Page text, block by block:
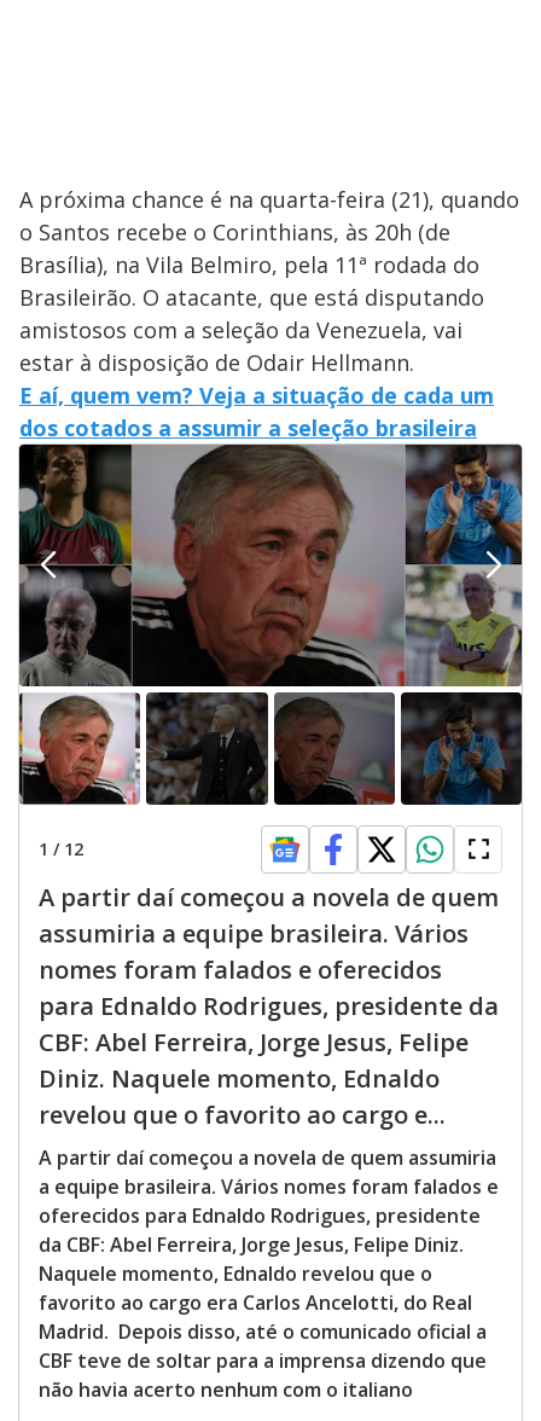
A próxima chance é na quarta-feira (21), quando
o Santos recebe o Corinthians, às 20h (de
Brasília), na Vila Belmiro, pela 11ª rodada do
Brasileirão. O atacante, que está disputando
amistosos com a seleção da Venezuela, vai
estar à disposição de Odair Hellmann.
E aí, quem vem? Veja a situação de cada um
dos cotados a assumir a seleção brasileira
1 / 12
A partir daí começou a novela de quem
assumiria a equipe brasileira. Vários
nomes foram falados e oferecidos
para Ednaldo Rodrigues, presidente da
CBF: Abel Ferreira, Jorge Jesus, Felipe
Diniz. Naquele momento, Ednaldo
revelou que o favorito ao cargo e...
A partir daí começou a novela de quem assumiria
a equipe brasileira. Vários nomes foram falados e
oferecidos para Ednaldo Rodrigues, presidente
da CBF: Abel Ferreira, Jorge Jesus, Felipe Diniz.
Naquele momento, Ednaldo revelou que o
favorito ao cargo era Carlos Ancelotti, do Real
Madrid. Depois disso, até o comunicado oficial a
CBF teve de soltar para a imprensa dizendo que
não havia acerto nenhum com o italiano